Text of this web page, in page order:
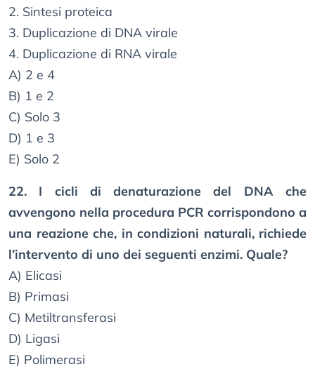
2. Sintesi proteica
3. Duplicazione di DNA virale
4. Duplicazione di RNA virale
A) 2 e 4
B) 1 e 2
C) Solo 3
D) 1 e 3
E) Solo 2
22. I cicli di denaturazione del DNA che
avvengono nella procedura PCR corrispondono a
una reazione che, in condizioni naturali, richiede
l’intervento di uno dei seguenti enzimi. Quale?
A) Elicasi
B) Primasi
C) Metiltransferasi
D) Ligasi
E) Polimerasi